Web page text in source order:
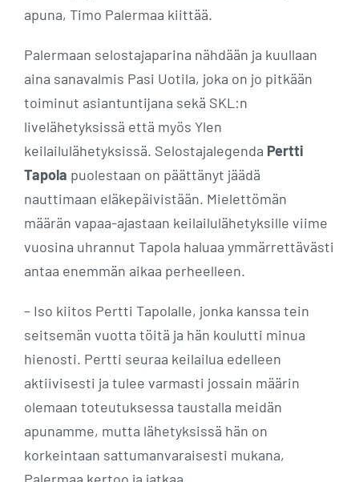
apuna, Timo Palermaa kiittää.
Palermaan selostajaparina nähdään ja kuullaan
aina sanavalmis Pasi Uotila, joka on jo pitkään
toiminut asiantuntijana sekä SKL:n
livelähetyksissä että myös Ylen
keilailulähetyksissä. Selostajalegenda Pertti
Tapola puolestaan on päättänyt jäädä
nauttimaan eläkepäivistään. Mielettömän
määrän vapaa-ajastaan keilailulähetyksille viime
vuosina uhrannut Tapola haluaa ymmärrettävästi
antaa enemmän aikaa perheelleen.
– Iso kiitos Pertti Tapolalle, jonka kanssa tein
seitsemän vuotta töitä ja hän koulutti minua
hienosti. Pertti seuraa keilailua edelleen
aktiivisesti ja tulee varmasti jossain määrin
olemaan toteutuksessa taustalla meidän
apunamme, mutta lähetyksissä hän on
korkeintaan sattumanvaraisesti mukana,